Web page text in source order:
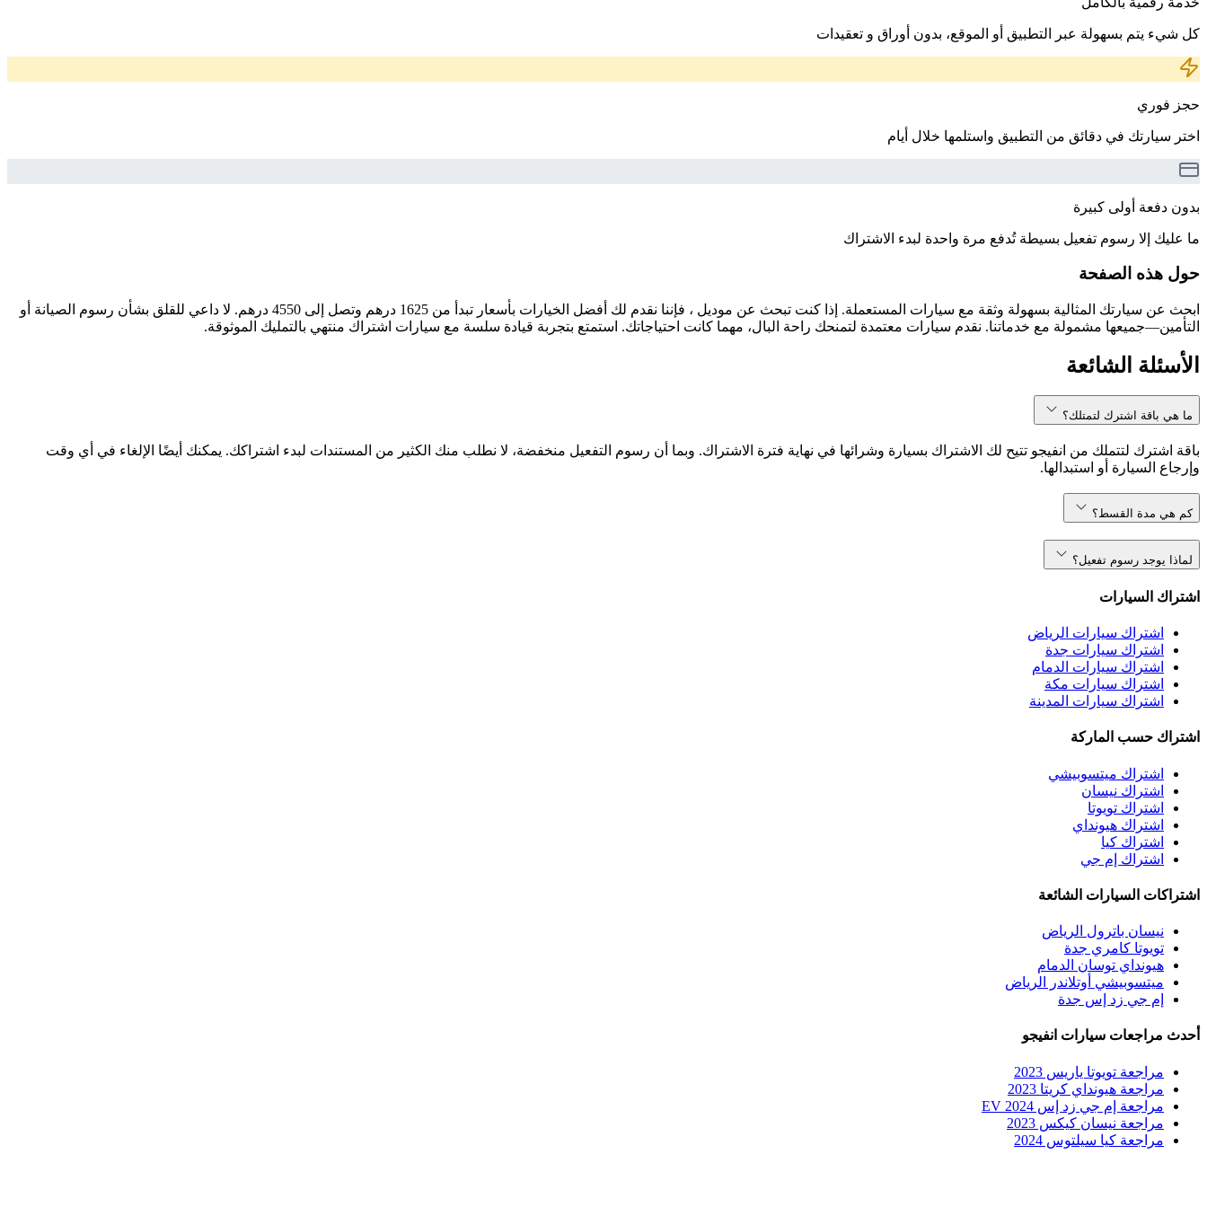
كل شيء يتم بسهولة عبر التطبيق أو الموقع، بدون أوراق و تعقيدات
حجز فوري
اختر سيارتك في دقائق من التطبيق واستلمها خلال أيام
بدون دفعة أولى كبيرة
ما عليك إلا رسوم تفعيل بسيطة تُدفع مرة واحدة لبدء الاشتراك
حول هذه الصفحة
ابحث عن سيارتك المثالية بسهولة وثقة مع سيارات المستعملة. إذا كنت تبحث عن موديل ، فإننا نقدم لك أفضل الخيارات بأسعار تبدأ من 1625 درهم وتصل إلى 4550 درهم. لا داعي للقلق بشأن رسوم الصيانة أو
التأمين—جميعها مشمولة مع خدماتنا. نقدم سيارات معتمدة لتمنحك راحة البال، مهما كانت احتياجاتك. استمتع بتجربة قيادة سلسة مع سيارات اشتراك منتهي بالتمليك الموثوقة.
الأسئلة الشائعة
ما هي باقة اشترك لتمتلك؟
باقة اشترك لتتملك من انفيجو تتيح لك الاشتراك بسيارة وشرائها في نهاية فترة الاشتراك. وبما أن رسوم التفعيل منخفضة، لا نطلب منك الكثير من المستندات لبدء اشتراكك. يمكنك أيضًا الإلغاء في أي وقت
وإرجاع السيارة أو استبدالها.
كم هي مدة القسط؟
لماذا يوجد رسوم تفعيل؟
اشتراك السيارات
اشتراك سيارات الرياض
اشتراك سيارات جدة
اشتراك سيارات الدمام
اشتراك سيارات مكة
اشتراك سيارات المدينة
اشتراك حسب الماركة
اشتراك ميتسوبيشي
اشتراك نيسان
اشتراك تويوتا
اشتراك هيونداي
اشتراك كيا
اشتراك إم جي
اشتراكات السيارات الشائعة
نيسان باترول الرياض
تويوتا كامري جدة
هيونداي توسان الدمام
ميتسوبيشي أوتلاندر الرياض
إم جي زد إس جدة
أحدث مراجعات سيارات انفيجو
مراجعة تويوتا ياريس 2023
مراجعة هيونداي كريتا 2023
مراجعة إم جي زد إس EV 2024
مراجعة نيسان كيكس 2023
مراجعة كيا سيلتوس 2024